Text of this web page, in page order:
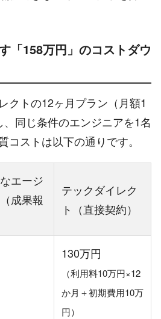
「158万円」のコストダウ
クトの12ヶ月プラン（月額1
同じ条件のエンジニアを1名
コストは以下の通りです。
エージ
成果報
テックダイレク
ト（直接契約）
130万円
（利用料10万円×12
か月＋初期費用10万
円）